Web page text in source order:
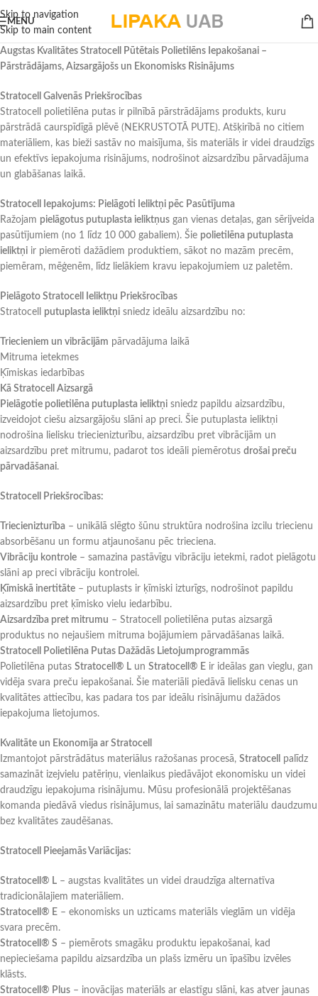
Skip to navigation
Skip to main content
MENU
Augstas Kvalitātes Stratocell Pūtētais Polietilēns Iepakošanai –
Pārstrādājams, Aizsargājošs un Ekonomisks Risinājums
Stratocell Galvenās Priekšrocības
Stratocell polietilēna putas ir pilnībā pārstrādājams produkts, kuru
pārstrādā caurspīdīgā plēvē (NEKRUSTOTĀ PUTE). Atšķirībā no citiem
materiāliem, kas bieži sastāv no maisījuma, šis materiāls ir videi draudzīgs
un efektīvs iepakojuma risinājums, nodrošinot aizsardzību pārvadājuma
un glabāšanas laikā.
Stratocell Iepakojums: Pielāgoti Ieliktņi pēc Pasūtījuma
Ražojam pielāgotus putuplasta ieliktņus gan vienas detaļas, gan sērijveida
pasūtījumiem (no 1 līdz 10 000 gabaliem). Šie polietilēna putuplasta
ieliktņi ir piemēroti dažādiem produktiem, sākot no mazām precēm,
piemēram, mēģenēm, līdz lielākiem kravu iepakojumiem uz paletēm.
Pielāgoto Stratocell Ieliktņu Priekšrocības
Stratocell putuplasta ieliktņi sniedz ideālu aizsardzību no:
Triecieniem un vibrācijām pārvadājuma laikā
Mitruma ietekmes
Ķīmiskas iedarbības
Kā Stratocell Aizsargā
Pielāgotie polietilēna putuplasta ieliktņi sniedz papildu aizsardzību,
izveidojot ciešu aizsargājošu slāni ap preci. Šie putuplasta ieliktņi
nodrošina lielisku triecienizturību, aizsardzību pret vibrācijām un
aizsardzību pret mitrumu, padarot tos ideāli piemērotus drošai preču
pārvadāšanai.
Stratocell Priekšrocības:
Triecienizturība – unikālā slēgto šūnu struktūra nodrošina izcilu triecienu
absorbēšanu un formu atjaunošanu pēc trieciena.
Vibrāciju kontrole – samazina pastāvīgu vibrāciju ietekmi, radot pielāgotu
slāni ap preci vibrāciju kontrolei.
Ķīmiskā inertitāte – putuplasts ir ķīmiski izturīgs, nodrošinot papildu
aizsardzību pret ķīmisko vielu iedarbību.
Aizsardzība pret mitrumu – Stratocell polietilēna putas aizsargā
produktus no nejaušiem mitruma bojājumiem pārvadāšanas laikā.
Stratocell Polietilēna Putas Dažādās Lietojumprogrammās
Polietilēna putas Stratocell® L un Stratocell® E ir ideālas gan vieglu, gan
vidēja svara preču iepakošanai. Šie materiāli piedāvā lielisku cenas un
kvalitātes attiecību, kas padara tos par ideālu risinājumu dažādos
iepakojuma lietojumos.
Kvalitāte un Ekonomija ar Stratocell
Izmantojot pārstrādātus materiālus ražošanas procesā, Stratocell
palīdz
samazināt izejvielu patēriņu, vienlaikus piedāvājot ekonomisku un videi
draudzīgu iepakojuma risinājumu. Mūsu profesionālā projektēšanas
komanda piedāvā viedus risinājumus, lai samazinātu materiālu daudzumu
bez kvalitātes zaudēšanas.
Stratocell Pieejamās Variācijas:
Stratocell® L – augstas kvalitātes un videi draudzīga alternatīva
tradicionālajiem materiāliem.
Stratocell® E – ekonomisks un uzticams materiāls vieglām un vidēja
svara precēm.
Stratocell® S – piemērots smagāku produktu iepakošanai, kad
nepieciešama papildu aizsardzība un plašs izmēru un īpašību izvēles
klāsts.
Stratocell® Plus – inovācijas materiāls ar elastīgu slāni, kas atver jaunas